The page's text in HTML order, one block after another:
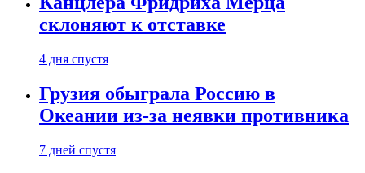
склоняют к отставке
4 дня спустя
Грузия обыграла Россию в
Океании из-за неявки противника
7 дней спустя